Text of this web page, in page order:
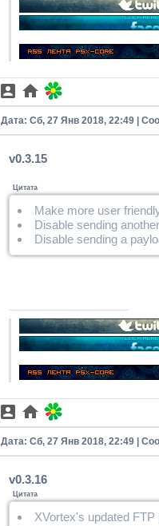
Дата: Сб, 27 Янв 2018, 22:49 |
v0.3.15
Цитата
Make more user
Disable sending
Disable sending a
Дата: Сб, 27 Янв 2018, 22:49 |
v0.3.16
Цитата
XVortex's updated